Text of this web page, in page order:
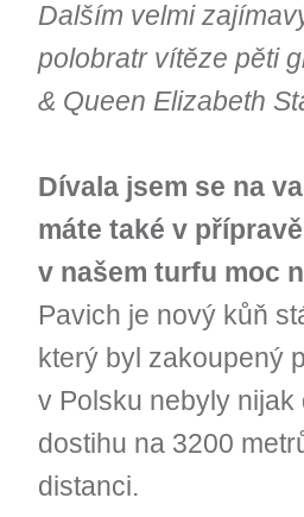
Dalším velmi
polobratr vítěze pěti
& Queen Elizabeth
Dívala jsem se na
máte také v
v našem turfu moc
Pavich je nový kůň
který byl zakoupený
v Polsku nebyly
dostihu na 3200
distanci.